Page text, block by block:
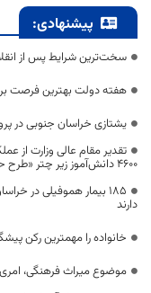
پیشنهادی:
سخت‌ترین شرایط پس از
هفته دولت بهترین فرصت
یشتازی خراسان جنوبی در
تقدیر مقام عالی وزارت از
۴۶۰۰ دانش‌آموز زیر چتر «طرح حامی»
۱۸۵ بیمار هموفیلی
دارند
خانواده را مهمترین رکن
موضوع میراث فرهنگی،